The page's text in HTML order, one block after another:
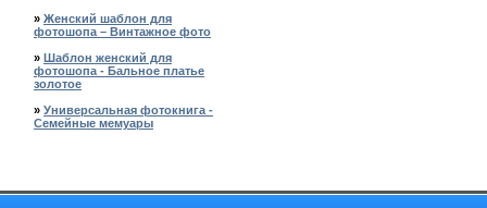
» Женский шаблон для
фотошопа – Винтажное фото
» Шаблон женский для
фотошопа - Бальное платье
золотое
» Универсальная фотокнига -
Семейные мемуары